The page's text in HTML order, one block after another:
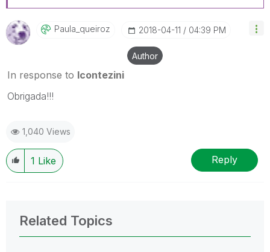
Paula_queiroz ‎2018-04-11 04:39 PM
Author
In response to lcontezini
Obrigada!!!
1,040 Views
1 Like Reply
Related Topics